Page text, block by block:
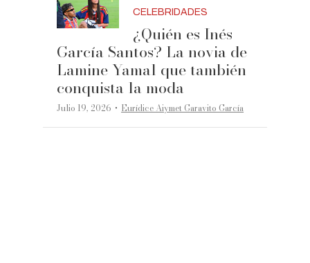
CELEBRIDADES
¿Quién es Inés
García Santos? La novia de
Lamine Yamal que también
conquista la moda
Julio 19, 2026 ·Eurídice Aiymet Garavito García